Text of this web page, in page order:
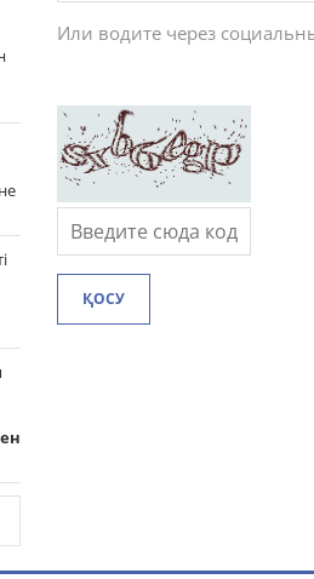
Или водите через
ҚОСУ